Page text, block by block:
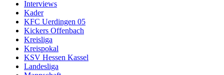
Interviews
Kader
KFC Uerdingen 05
Kickers Offenbach
Kreisliga
Kreispokal
KSV Hessen Kassel
Landesliga